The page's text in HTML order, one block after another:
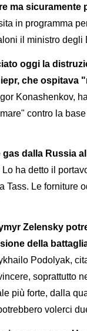
ma sicuramente
in programma
il ministro degli
oggi la
che ospitava
Konashenkov,
contro la
gas dalla Russia
Lo ha detto il
Tass. Le forniture
Zelensky
della
Podolyak,
soprattutto
più forte, dalla
volerci